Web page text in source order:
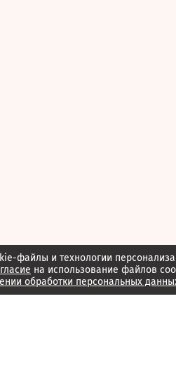
файлы и технологии
на использование файлов
обработки персональных